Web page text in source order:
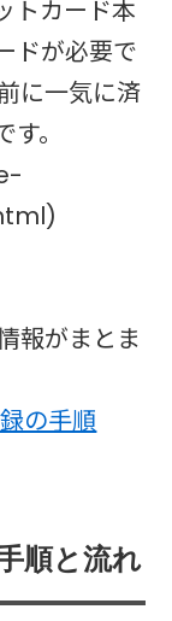
トカード本
ドが必要で
に一気に済
。
報がまとま
の手順
順と流れ